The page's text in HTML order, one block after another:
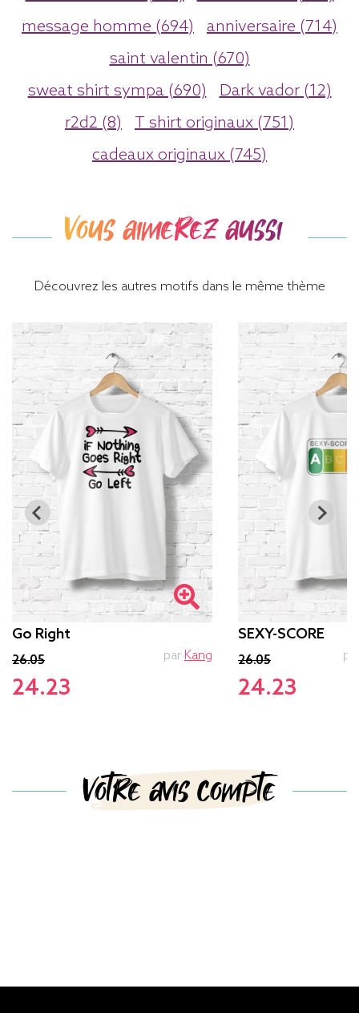
message homme (694)
anniversaire (714)
saint valentin (670)
sweat shirt sympa (690)
Dark vador (12)
r2d2 (8)
T shirt originaux (751)
cadeaux originaux (745)
Vous aimerez aussi
Découvrez les autres motifs dans le même thème
Go Right
26.05
24.23
par Kang
SEXY-SCORE
26.05
24.23
Votre avis compte